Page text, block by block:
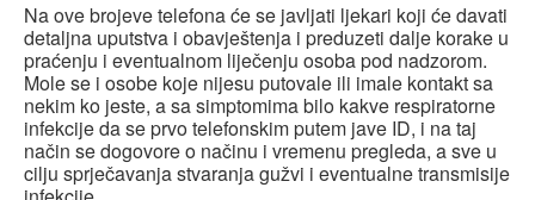
Na ove brojeve telefona će se javljati ljekari koji će davati
detaljna uputstva i obavještenja i preduzeti dalje korake u
praćenju i eventualnom liječenju osoba pod nadzorom.
Mole se i osobe koje nijesu putovale ili imale kontakt sa
nekim ko jeste, a sa simptomima bilo kakve respiratorne
infekcije da se prvo telefonskim putem jave ID, i na taj
način se dogovore o načinu i vremenu pregleda, a sve u
cilju sprječavanja stvaranja gužvi i eventualne transmisije